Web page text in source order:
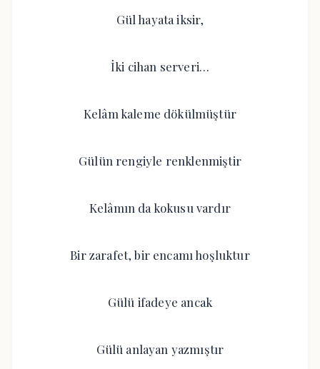
Gül hayata iksir,
İki cihan serveri…
Kelâm kaleme dökülmüştür
Gülün rengiyle renklenmiştir
Kelâmın da kokusu vardır
Bir zarafet, bir encamı hoşluktur
Gülü ifadeye ancak
Gülü anlayan yazmıştır